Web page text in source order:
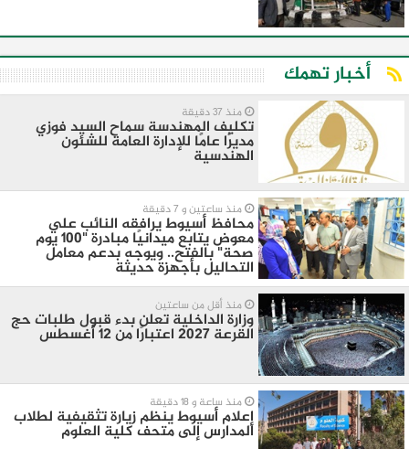
أخبار تهمك
منذ 37 دقيقة
تكليف المهندسة سماح السيد فوزي
مديرًا عامًا للإدارة العامة للشئون
الهندسية
منذ ساعتين و 7 دقيقة
محافظ أسيوط يرافقه النائب علي
معوض يتابع ميدانيًا مبادرة "100 يوم
صحة" بالفتح.. ويوجه بدعم معامل
التحاليل بأجهزة حديثة
منذ أقل من ساعتين
وزارة الداخلية تعلن بدء قبول طلبات حج
القرعة 2027 اعتبارًا من 12 أغسطس
منذ ساعة و 18 دقيقة
إعلام أسيوط ينظم زيارة تثقيفية لطلاب
المدارس إلى متحف كلية العلوم